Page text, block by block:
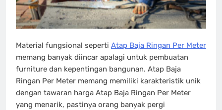
Material fungsional seperti Atap Baja Ringan Per Meter
memang banyak diincar apalagi untuk pembuatan
furniture dan kepentingan bangunan. Atap Baja
Ringan Per Meter memang memiliki karakteristik unik
dengan tawaran harga Atap Baja Ringan Per Meter
yang menarik, pastinya orang banyak pergi